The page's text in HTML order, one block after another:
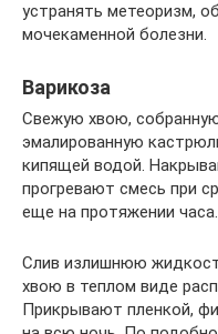
устранять метеоризм,
мочекаменной болезни.
Варикоза
Свежую хвою,
эмалированную
кипящей водой.
прогревают смесь при
еще на протяжении часа.
Слив излишнюю
хвою в теплом виде
Прикрывают пленкой,